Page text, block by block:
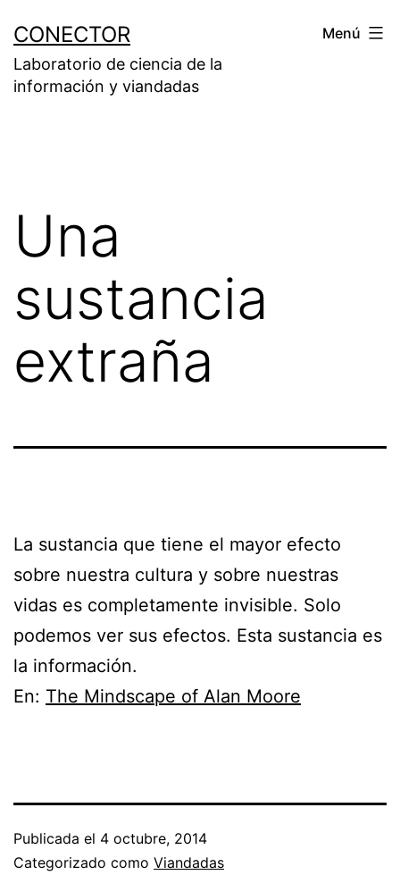
contenido
CONECTOR
Laboratorio de ciencia de la
información y viandadas
Menú
Una
sustancia
extraña
La sustancia que tiene el mayor efecto
sobre nuestra cultura y sobre nuestras
vidas es completamente invisible. Solo
podemos ver sus efectos. Esta sustancia es
la información.
En: The Mindscape of Alan Moore
Publicada el 4 octubre, 2014
Categorizado como Viandadas